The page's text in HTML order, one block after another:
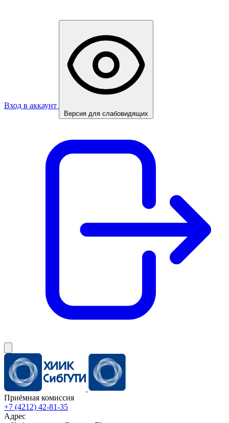
Вход в аккаунт
Версия для слабовидящих
Приёмная комиссия
+7 (4212) 42-81-35
Адрес